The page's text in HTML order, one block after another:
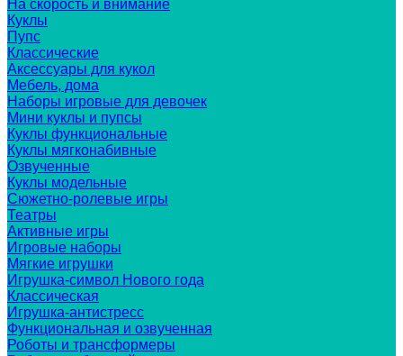
На скорость и внимание
Куклы
Пупс
Классические
Аксессуары для кукол
Мебель, дома
Наборы игровые для девочек
Мини куклы и пупсы
Куклы функциональные
Куклы мягконабивные
Озвученные
Куклы модельные
Сюжетно-ролевые игры
Театры
Активные игры
Игровые наборы
Мягкие игрушки
Игрушка-символ Нового года
Классическая
Игрушка-антистресс
Функциональная и озвученная
Роботы и трансформеры